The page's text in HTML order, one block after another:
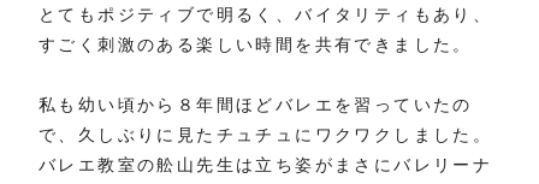
とてもポジティブで明るく、バイタリティもあり、
すごく刺激のある楽しい時間を共有できました。
私も幼い頃から８年間ほどバレエを習っていたの
で、久しぶりに見たチュチュにワクワクしました。
バレエ教室の舩山先生は立ち姿がまさにバレリーナ